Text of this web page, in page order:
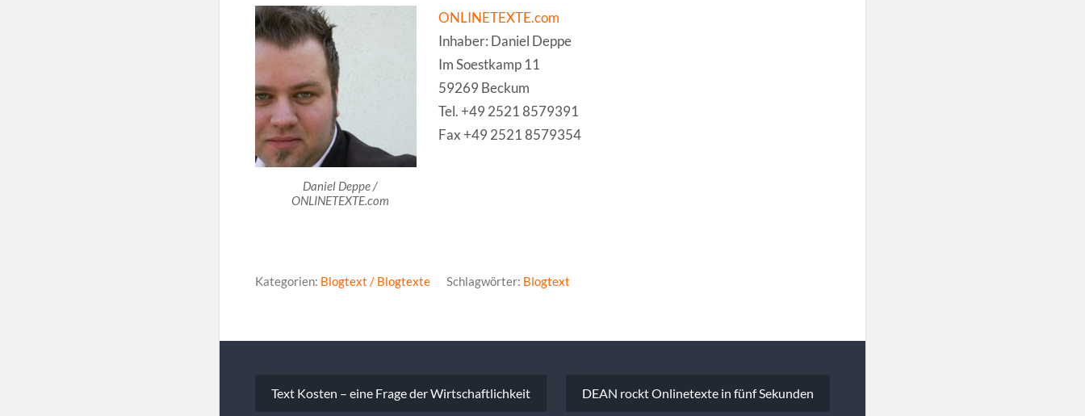
Daniel Deppe /
ONLINETEXTE.com
ONLINETEXTE.com
Inhaber: Daniel Deppe
Im Soestkamp 11
59269 Beckum
Tel. +49 2521 8579391
Fax +49 2521 8579354
Kategorien: Blogtext / Blogtexte Schlagwörter: Blogtext
Text Kosten – eine Frage der Wirtschaftlichkeit DEAN rockt Onlinetexte in fünf Sekunden